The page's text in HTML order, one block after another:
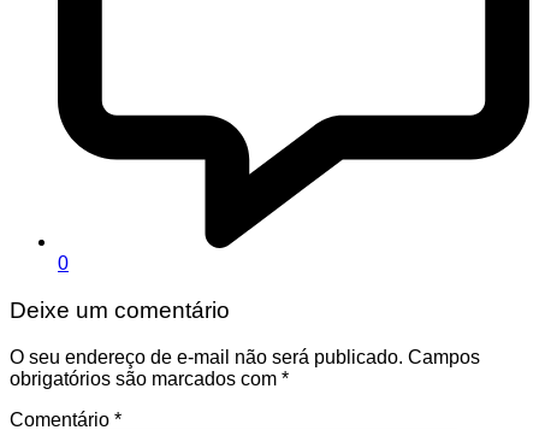
0
Deixe um comentário
O seu endereço de e-mail não será publicado. Campos
obrigatórios são marcados com *
Comentário *